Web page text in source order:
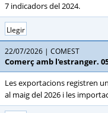
7 indicadors del 2024.
Llegir
22/07/2026 COMEST
Comerç amb l'estranger.
Les exportacions registren
al maig del 2026 i les